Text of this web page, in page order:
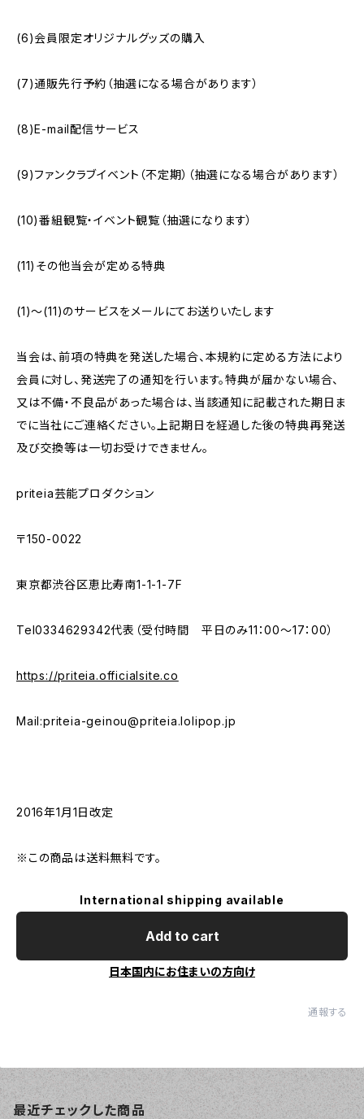
(6)会員限定オリジナルグッズの購入
(7)通販先行予約（抽選になる場合があります）
(8)E-mail配信サービス
(9)ファンクラブイベント（不定期）（抽選になる場合があります）
(10)番組観覧・イベント観覧（抽選になります）
(11)その他当会が定める特典
(1)〜(11)のサービスをメールにてお送りいたします
当会は、前項の特典を発送した場合、本規約に定める方法により
会員に対し、発送完了の通知を行います。特典が届かない場合、
又は不備・不良品があった場合は、当該通知に記載された期日ま
でに当社にご連絡ください。上記期日を経過した後の特典再発送
及び交換等は一切お受けできません。
priteia芸能プロダクション
〒150-0022
東京都渋谷区恵比寿南1-1-1-7F
Tel0334629342代表（受付時間 平日のみ11：00～17：00）
https://priteia.officialsite.co
Mail:priteia-geinou@priteia.lolipop.jp
2016年1月1日改定
※この商品は送料無料です。
International shipping available
Add to cart
日本国内にお住まいの方向け
通報する
最近チェックした商品